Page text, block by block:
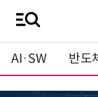
AI·SW 반도체